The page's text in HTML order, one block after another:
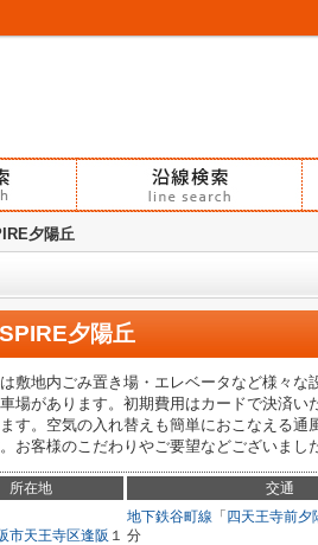
夕陽丘
夕陽丘
敷地内ごみ置き場・エレベータなど様々
場があります。初期費用はカードで決済
す。空気の入れ替えも簡単におこなえる
お客様のこだわりやご要望などございまし
所在地 交通
市天王寺区逢阪 １
地下鉄谷町線 「 四天王寺前夕
分